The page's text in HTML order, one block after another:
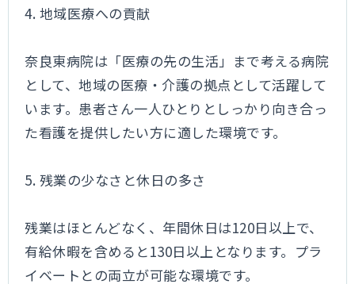
4. 地域医療への貢献
奈良東病院は「医療の先の生活」まで考える病院
として、地域の医療・介護の拠点として活躍して
います。患者さん一人ひとりとしっかり向き合っ
た看護を提供したい方に適した環境です。
5. 残業の少なさと休日の多さ
残業はほとんどなく、年間休日は120日以上で、
有給休暇を含めると130日以上となります。プラ
イベートとの両立が可能な環境です。